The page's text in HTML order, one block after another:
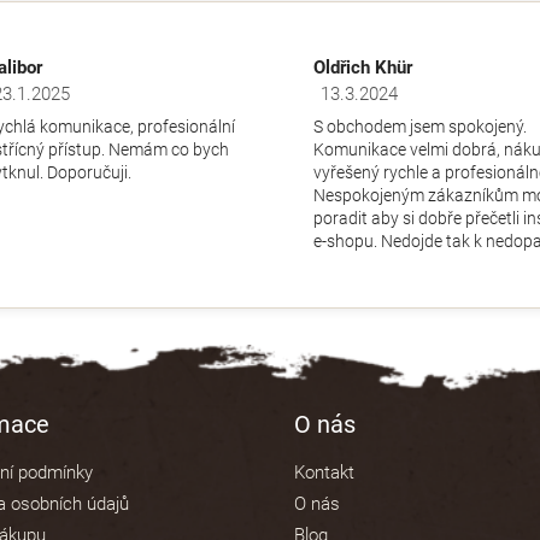
obchodu je 5 z 5 hvězdiček.
komunikace, profesionální
přístup. Nemám co bych
Doporučuji.
Oldřich Khür
Hodnocení obchodu je 5 z 5
13.3.2024
S obchodem jsem spokojený.
Komunikace velmi dobrá,
vyřešený rychle a
Nespokojeným zákazníkům
poradit aby si dobře přečetli
e-shopu. Nedojde tak k
podmínky
osobních údajů
O nás
Kontakt
O nás
Blog